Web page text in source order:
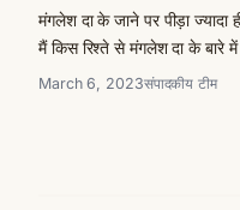
मंगलेश दा के जाने पर पीड़ा
मैं किस रिश्ते से मंगलेश दा के बारे
March 6, 2023संपादकीय टीम